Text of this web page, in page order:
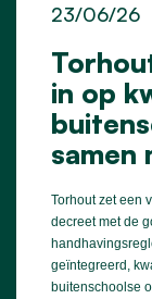
in op
samen
23/06/26
Torhout zet een
decreet met de
geïntegreerd,
buitenschoolse